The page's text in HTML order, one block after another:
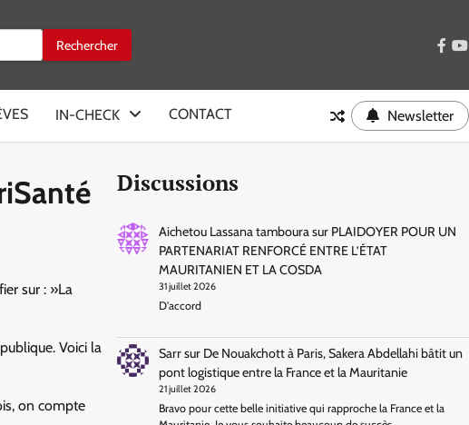
IN-CHECK CONTACT Newsletter
sur : »La
Voici la
on compte
Discussions
Aichetou Lassana tambourasur PLAIDOYER POUR UN
PARTENARIAT RENFORCÉ ENTRE L’ÉTAT
MAURITANIEN ET LA COSDA
31 juillet 2026
D'accord
Sarrsur De Nouakchott à Paris, Sakera Abdellahi bâtit un
pont logistique entre la France et la Mauritanie
21 juillet 2026
Bravo pour cette belle initiative qui rapproche la France et la